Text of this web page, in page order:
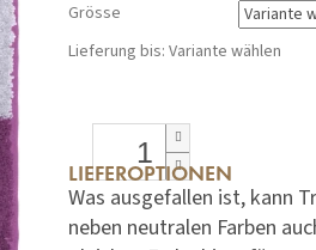
Grösse
Lieferung bis: Variante wählen
LIEFEROPTIONEN
Was ausgefallen ist, kann
neben neutralen Farben